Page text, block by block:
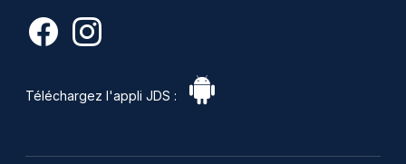
Téléchargez l'appli JDS :